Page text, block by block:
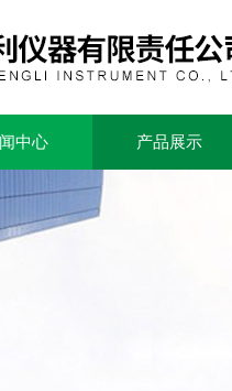
中心 产品展示